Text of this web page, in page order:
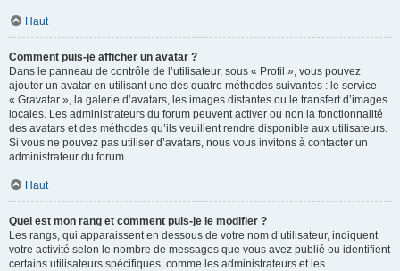
Haut
Comment puis-je afficher un avatar ?
Dans le panneau de contrôle de l’utilisateur, sous « Profil », vous pouvez
ajouter un avatar en utilisant une des quatre méthodes suivantes : le service
« Gravatar », la galerie d’avatars, les images distantes ou le transfert d’images
locales. Les administrateurs du forum peuvent activer ou non la fonctionnalité
des avatars et des méthodes qu’ils veuillent rendre disponible aux utilisateurs.
Si vous ne pouvez pas utiliser d’avatars, nous vous invitons à contacter un
administrateur du forum.
Haut
Quel est mon rang et comment puis-je le modifier ?
Les rangs, qui apparaissent en dessous de votre nom d’utilisateur, indiquent
votre activité selon le nombre de messages que vous avez publié ou identifient
certains utilisateurs spécifiques, comme les administrateurs et les